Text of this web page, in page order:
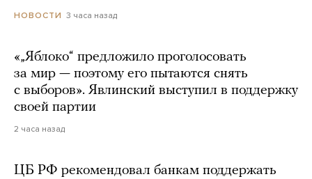
НОВОСТИ 3 часа назад
«„Яблоко“ предложило проголосовать
за мир — поэтому его пытаются снять
с выборов». Явлинский выступил в поддержку
своей партии
2 часа назад
ЦБ РФ рекомендовал банкам поддержать